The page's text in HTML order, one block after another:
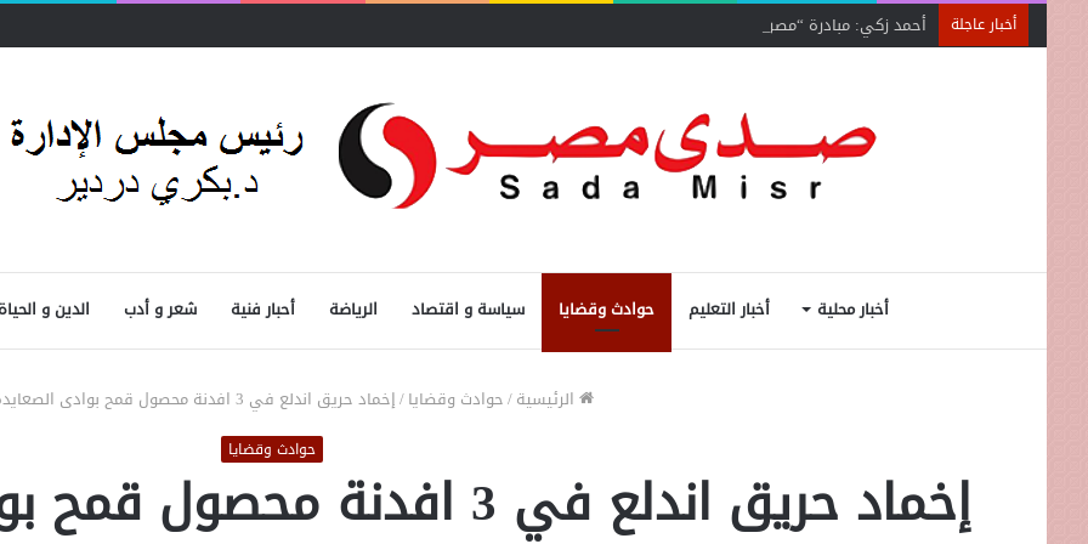
أخبار عاجلة أحمد زكي: مبادرة “مصر تنطلق بالتصدير”
أخبار محلية أخبار التعليم حوادث وقضايا سياسة و اقتصاد الرياضة أحبار فنية شعر و أدب الدين و الحياة
الرئيسية/حوادث وقضايا/إخماد حريق اندلع في 3 افدنة محصول قمح بوادى الصعايدة بإدفو
حوادث وقضايا
إخماد حريق اندلع في 3 افدنة محصول قمح بوادى الصعايدة بإدفو